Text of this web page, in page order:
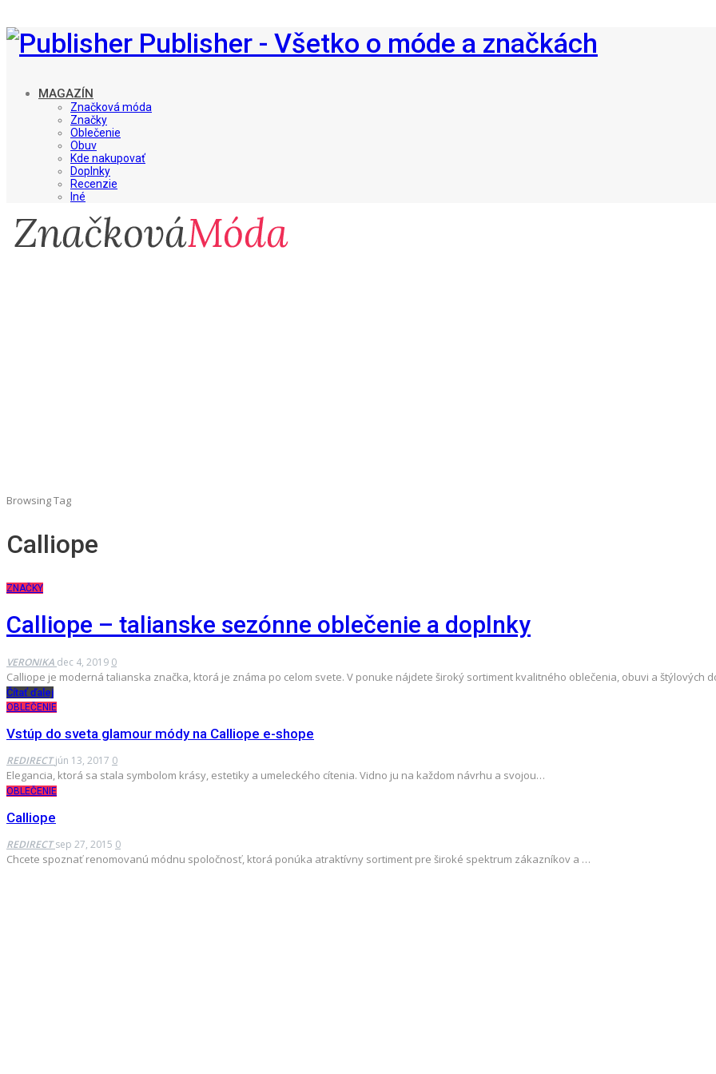
Publisher - Všetko o móde a značkách
MAGAZÍN
Značková móda
Značky
Oblečenie
Obuv
Kde nakupovať
Doplnky
Recenzie
Iné
Browsing Tag
Calliope
ZNAČKY
Calliope – talianske sezónne oblečenie a doplnky
VERONIKA dec 4, 2019 0
Calliope je moderná talianska značka, ktorá je známa po celom svete. V ponuke nájdete široký sortiment kvalitného oblečenia, obuvi a štýlových
Čítať ďalej
OBLEČENIE
Vstúp do sveta glamour módy na Calliope e-shope
REDIRECTjún 13, 2017 0
Elegancia, ktorá sa stala symbolom krásy, estetiky a umeleckého cítenia. Vidno ju na každom návrhu a svojou…
OBLEČENIE
Calliope
REDIRECTsep 27, 2015 0
Chcete spoznať renomovanú módnu spoločnosť, ktorá ponúka atraktívny sortiment pre široké spektrum zákazníkov a …